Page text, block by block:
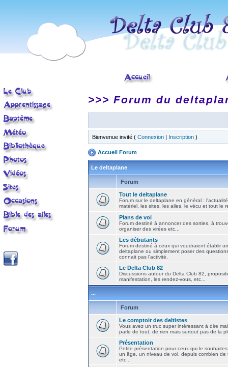
>>> Forum du
Bienvenue invité ( Connexion | Inscription )
Accueil Forum
Le deltaplane
Forum
Tout le deltaplane
Forum sur le deltaplane en général :
matériel, les sites, les ailes, le vécu et tout le
Plans de vol
Forum destiné à annoncer des sorties, à
organiser des virées etc...
Les débutants
Forum destiné à ceux qui voudraient établir
deltaplane ou simplement poser des
connait pas l'activité.
Le Delta Club 82
Discussions autour du Delta Club 82,
manifestation, les rendez-vous, etc...
...
Forum
Le comptoir des deltistes
Vous avez un truc super intéressant à dire
parle de tout, de rien mais surtout pas de la
Présentation
Petite présentation pour ceux qui le
un âge, un niveau de vol, depuis combien de
etc...